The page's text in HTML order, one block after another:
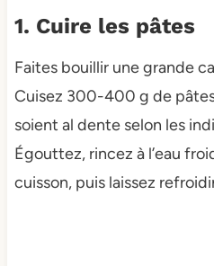
1. Cuire les pâtes
Faites bouillir une grande
Cuisez 300-400 g de pâtes
soient al dente selon les
Égouttez, rincez à l’eau
cuisson, puis laissez